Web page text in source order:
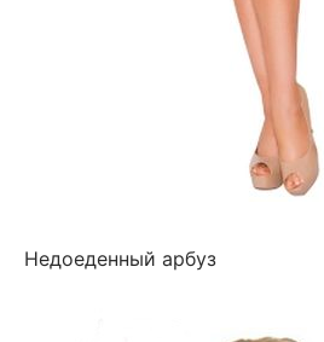
Недоеденный арбуз